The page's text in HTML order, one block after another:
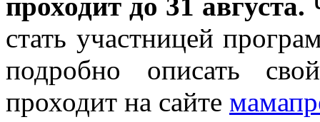
стать участницей
подробно описать
проходит на сайте